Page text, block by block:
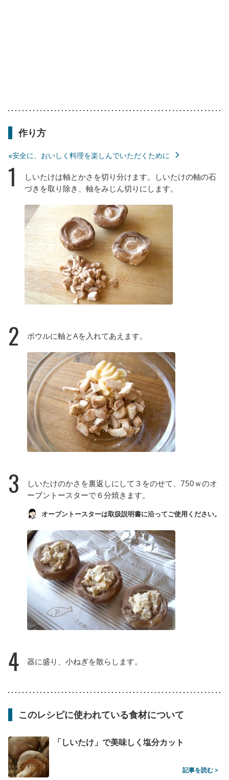
作り方
※安全に、おいしく料理を楽しんでいただくために
1
しいたけは軸とかさを切り分けます。しいたけの軸の石
づきを取り除き、軸をみじん切りにします。
2 ボウルに軸とAを入れてあえます。
3
しいたけのかさを裏返しにして３をのせて、750ｗのオ
ーブントースターで６分焼きます。
オーブントースターは取扱説明書に沿ってご使用ください。
4 器に盛り、小ねぎを散らします。
このレシピに使われている食材について
「しいたけ」で美味しく塩分カット
記事を読む >